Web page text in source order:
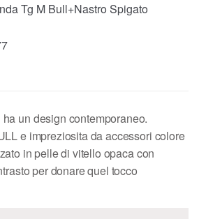
Tg M Bull+Nastro Spigato
un design contemporaneo.
e impreziosita da accessori colore
in pelle di vitello opaca con
per donare quel tocco